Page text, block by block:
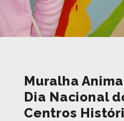
Muralha
Dia Nacional
Centros